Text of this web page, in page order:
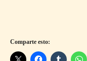
Comparte esto: